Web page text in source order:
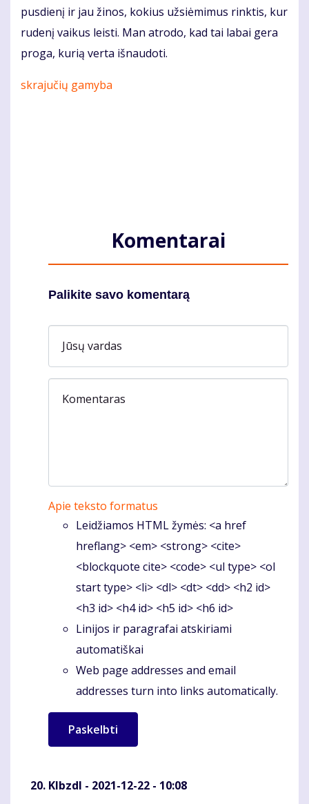
pus­die­nį ir jau ži­nos, ko­kius už­si­ė­mi­mus rink­tis, kur
ru­de­nį vai­kus leis­ti. Man at­ro­do, kad tai la­bai ge­ra
pro­ga, ku­rią ver­ta iš­nau­do­ti.
skrajučių gamyba
Komentarai
Palikite savo komentarą
Jūsų vardas
Komentaras
Apie teksto formatus
Leidžiamos HTML žymės: <a href
hreflang> <em> <strong> <cite>
<blockquote cite> <code> <ul type> <ol
start type> <li> <dl> <dt> <dd> <h2 id>
<h3 id> <h4 id> <h5 id> <h6 id>
Linijos ir paragrafai atskiriami
automatiškai
Web page addresses and email
addresses turn into links automatically.
Klbzdl - 2021-12-22 - 10:08